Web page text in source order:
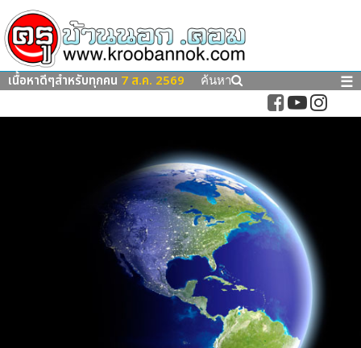
เนื้อหาดีๆสำหรับทุกคน 7 ส.ค. 2569 ค้นหา ☰